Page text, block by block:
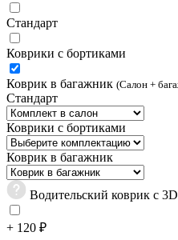
Стандарт
Коврики с бортиками
Коврик в багажник (Салон +
Стандарт
Коврики с бортиками
Коврик в багажник
Водительский коврик с
+ 120 ₽